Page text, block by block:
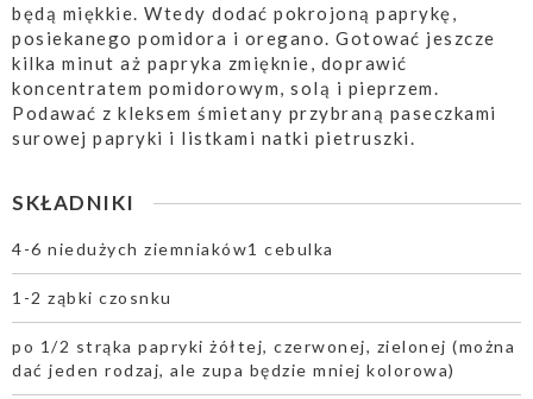
będą miękkie. Wtedy dodać pokrojoną paprykę,
posiekanego pomidora i oregano. Gotować jeszcze
kilka minut aż papryka zmięknie, doprawić
koncentratem pomidorowym, solą i pieprzem.
Podawać z kleksem śmietany przybraną paseczkami
surowej papryki i listkami natki pietruszki.
SKŁADNIKI
4-6 niedużych ziemniaków1 cebulka
1-2 ząbki czosnku
po 1/2 strąka papryki żółtej, czerwonej, zielonej (można
dać jeden rodzaj, ale zupa będzie mniej kolorowa)